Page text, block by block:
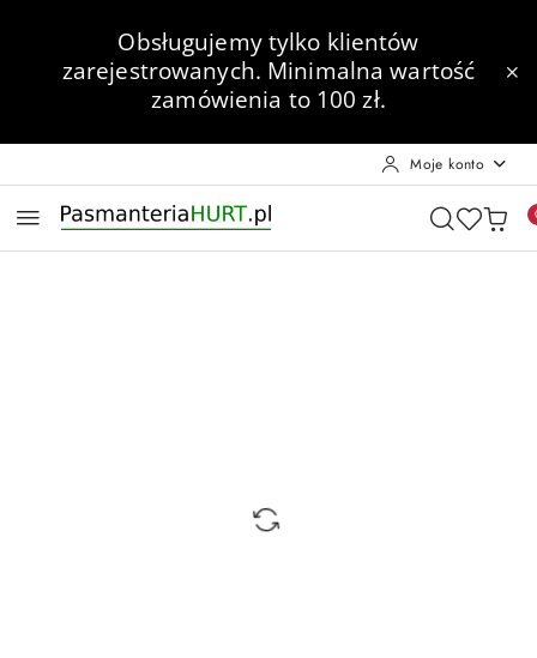
Przejdź do treści głównej
Przejdź do wyszukiwarki
Przejdź do moje konto
Przejdź do menu głównego
Przejdź do opisu produktu
Przejdź do stopki
Obsługujemy tylko klientów
zarejestrowanych. Minimalna wartość
zamówienia to 100 zł.
Moje konto